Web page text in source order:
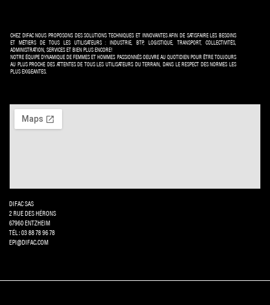
CHEZ DIFAC NOUS PROPOSONS DES SOLUTIONS TECHNIQUES ET INNOVANTES AFIN DE SATISFAIRE LES BESOINS
ET MÉTIERS DE TOUS LES UTILISATEURS : INDUSTRIE, BTP, LOGISTIQUE, TRANSPORT, COLLECTIVITÉS,
ADMINISTRATION, SERVICES ET BIEN PLUS ENCORE!
NOTRE ÉQUIPE DYNAMIQUE DE FEMMES ET HOMMES PASSIONNÉS OEUVRE AU QUOTIDIEN POUR ÊTRE TOUJOURS
AU PLUS PROCHE DES ATTENTES DE TOUS LES UTILISATEURS DU TERRAIN, DANS LE RESPECT DES NORMES LES
PLUS EXIGEANTES.
DIFAC SAS
2 RUE DES HÉRONS
67960 ENTZHEIM
TÉL: 03 88 78 96 78
EPI@DIFAC.COM